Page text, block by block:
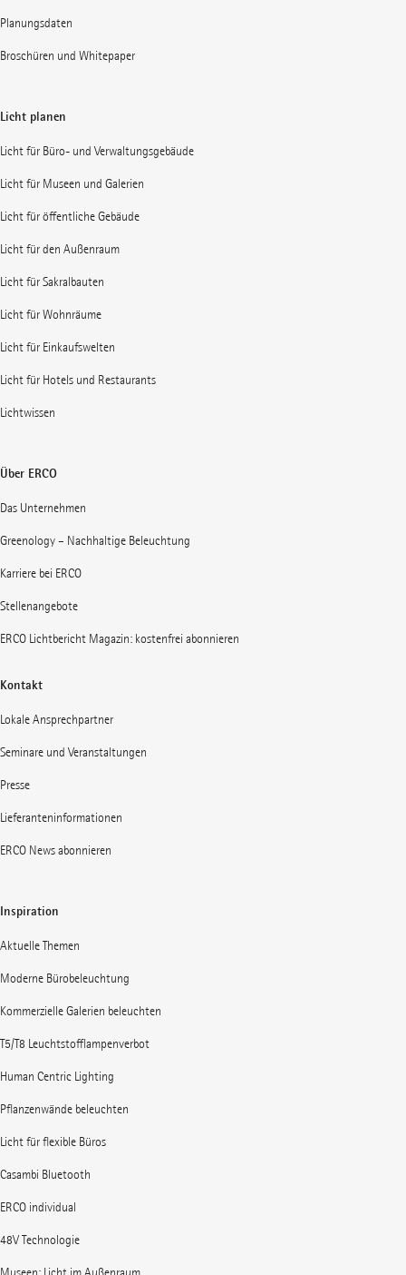
Planungsdaten
Broschüren und Whitepaper
Licht planen
Licht für Büro- und Verwaltungsgebäude
Licht für Museen und Galerien
Licht für öffentliche Gebäude
Licht für den Außenraum
Licht für Sakralbauten
Licht für Wohnräume
Licht für Einkaufswelten
Licht für Hotels und Restaurants
Lichtwissen
Über ERCO
Das Unternehmen
Greenology – Nachhaltige Beleuchtung
Karriere bei ERCO
Stellenangebote
ERCO Lichtbericht Magazin: kostenfrei abonnieren
Kontakt
Lokale Ansprechpartner
Seminare und Veranstaltungen
Presse
Lieferanteninformationen
ERCO News abonnieren
Inspiration
Aktuelle Themen
Moderne Bürobeleuchtung
Kommerzielle Galerien beleuchten
T5/T8 Leuchtstofflampenverbot
Human Centric Lighting
Pflanzenwände beleuchten
Licht für flexible Büros
Casambi Bluetooth
ERCO individual
48V Technologie